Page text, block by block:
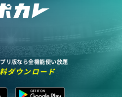
リ版なら全機能使い放題
ダウンロード